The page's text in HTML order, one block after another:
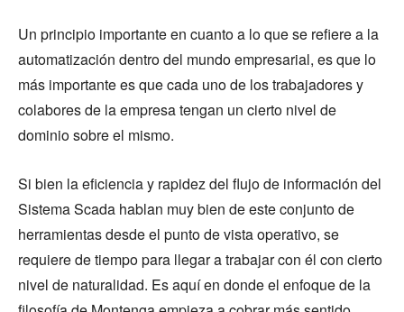
Un principio importante en cuanto a lo que se refiere a la
automatización dentro del mundo empresarial, es que lo
más importante es que cada uno de los trabajadores y
colabores de la empresa tengan un cierto nivel de
dominio sobre el mismo.
Si bien la eficiencia y rapidez del flujo de información del
Sistema Scada hablan muy bien de este conjunto de
herramientas desde el punto de vista operativo, se
requiere de tiempo para llegar a trabajar con él con cierto
nivel de naturalidad. Es aquí en donde el enfoque de la